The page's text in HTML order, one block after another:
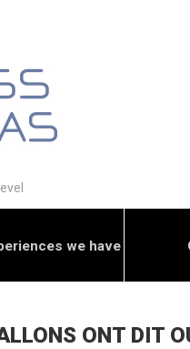
we have
ONT DIT